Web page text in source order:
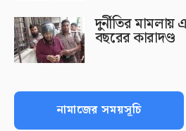
দুর্নীতির
বছরের কারাদণ্ড
নামাজের সময়সূচি